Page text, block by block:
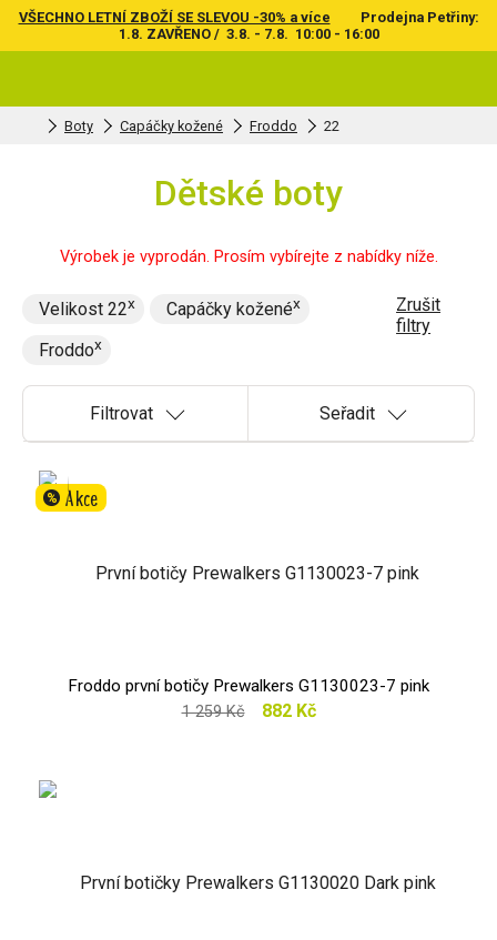
VŠECHNO LETNÍ ZBOŽÍ SE SLEVOU -30% a více
Prodejna Petřiny:
1.8. ZAVŘENO / 3.8. - 7.8. 10:00 - 16:00
Boty Capáčky kožené Froddo 22
Dětské boty
Výrobek je vyprodán. Prosím vybírejte z nabídky níže.
Velikost 22
Capáčky kožené
Froddo
Zrušit
filtry
Filtrovat Seřadit
% Akce
Froddo první botičy Prewalkers G1130023-7 pink
1 259 Kč 882 Kč